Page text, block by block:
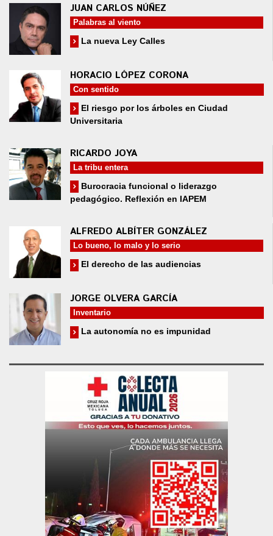
JUAN CARLOS NÚÑEZ
Palabras al viento
La nueva Ley Calles
HORACIO LÓPEZ CORONA
Con sentido
El riesgo por los árboles en Ciudad
Universitaria
RICARDO JOYA
La tribu entera
Burocracia funcional o liderazgo
pedagógico. Reflexión en IAPEM
ALFREDO ALBÍTER GONZÁLEZ
Lo bueno, lo malo y lo serio
El derecho de las audiencias
JORGE OLVERA GARCÍA
Inventario
La autonomía no es impunidad